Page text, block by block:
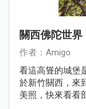
關西佛陀世
作者：Amigo
看這高聳的城堡
於新竹關西，來
美照，快來看看